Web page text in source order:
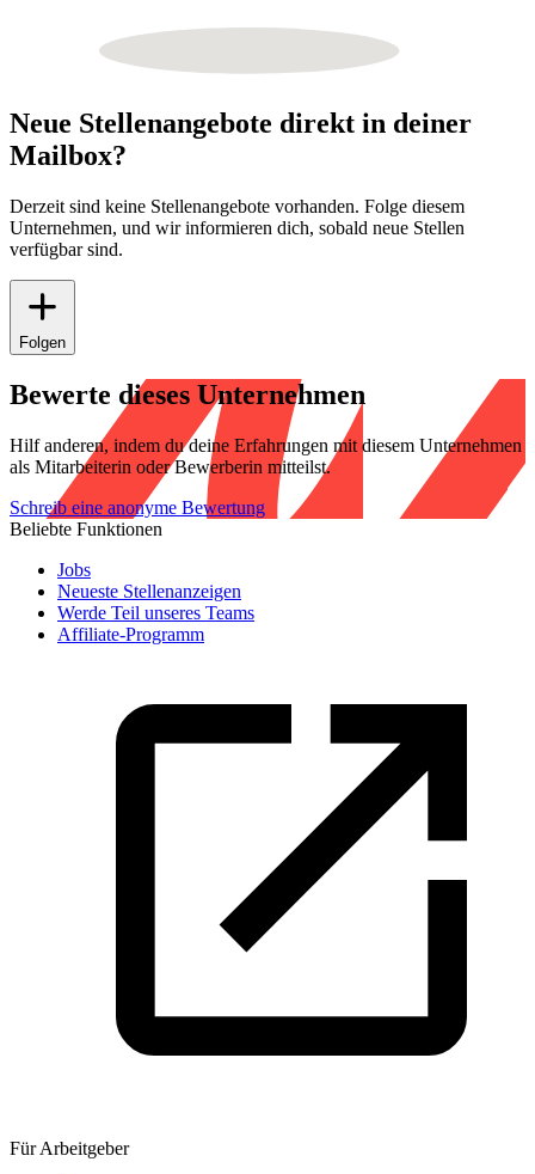
Neue Stellenangebote direkt in deiner
Mailbox?
Derzeit sind keine Stellenangebote vorhanden. Folge diesem
Unternehmen, und wir informieren dich, sobald neue Stellen
verfügbar sind.
Folgen
Bewerte dieses Unternehmen
Hilf anderen, indem du deine Erfahrungen mit diesem Unternehmen
als Mitarbeiterin oder Bewerberin mitteilst.
Schreib eine anonyme Bewertung
Beliebte Funktionen
Jobs
Neueste Stellenanzeigen
Werde Teil unseres Teams
Affiliate-Programm
Für Arbeitgeber